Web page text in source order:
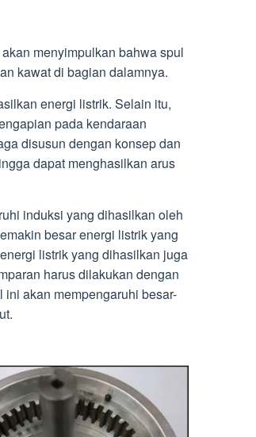
menyimpulkan bahwa spul
kawat di bagian dalamnya.
energi listrik. Selain itu,
pada kendaraan
disusun dengan konsep dan
dapat menghasilkan arus
induksi yang dihasilkan oleh
besar energi listrik yang
listrik yang dihasilkan juga
harus dilakukan dengan
akan mempengaruhi besar-